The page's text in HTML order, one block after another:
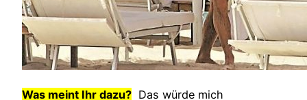
Was meint Ihr dazu? Das würde mich